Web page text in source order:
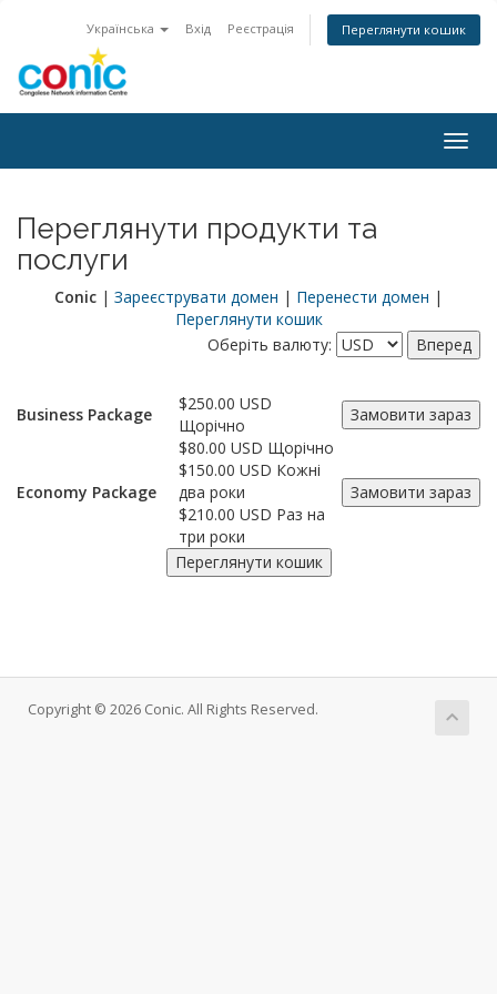
Українська Вхід Реєстрація Переглянути кошик
Переглянути продукти та
послуги
Conic | Зареєструвати домен | Перенести домен |
Переглянути кошик
Оберіть валюту:
Business Package
$250.00 USD
Щорічно
Economy Package
$80.00 USD Щорічно
$150.00 USD Кожні
два роки
$210.00 USD Раз на
три роки
Copyright © 2026 Conic. All Rights Reserved.